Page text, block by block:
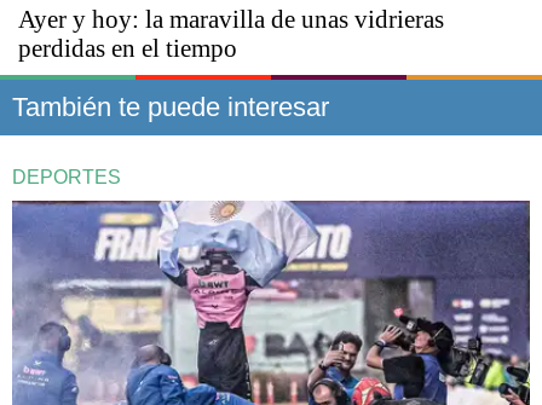
Ayer y hoy: la maravilla de unas vidrieras
perdidas en el tiempo
También te puede interesar
DEPORTES